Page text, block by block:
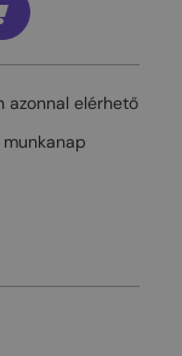
azonnal elérhető
munkanap